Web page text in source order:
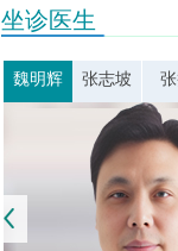
坐诊医生
魏明辉 张志坡